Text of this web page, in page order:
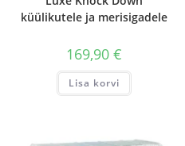
küülikutele ja merisigadele
169,90€
Lisa korvi